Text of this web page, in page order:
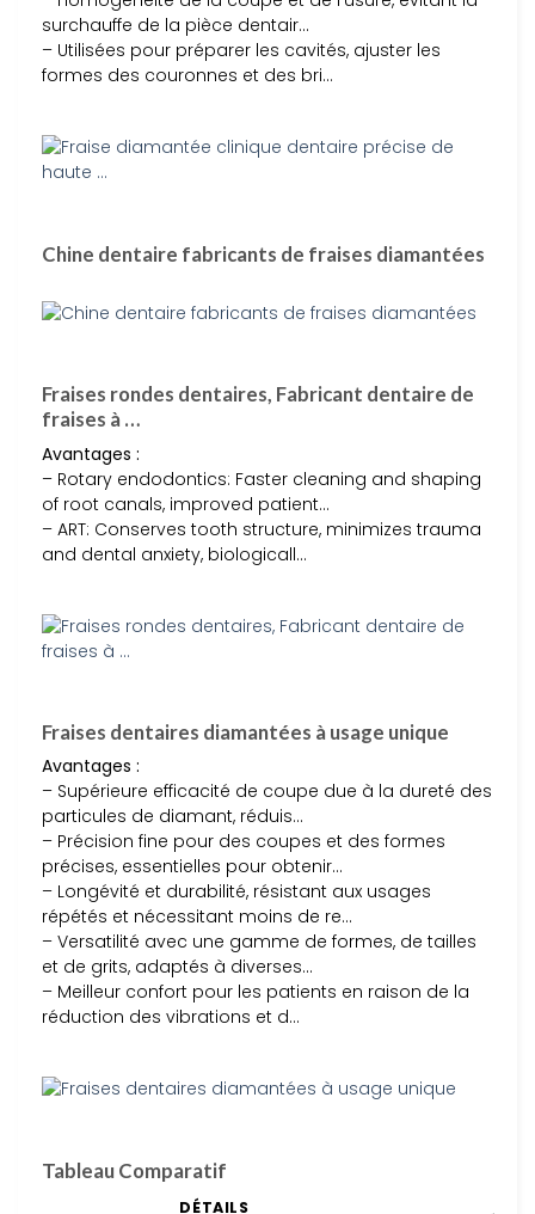
surchauffe de la pièce dentair…
– Utilisées pour préparer les cavités, ajuster les
formes des couronnes et des bri…
Chine dentaire fabricants de fraises diamantées
Fraises rondes dentaires, Fabricant dentaire de
fraises à …
Avantages :
– Rotary endodontics: Faster cleaning and shaping
of root canals, improved patient…
– ART: Conserves tooth structure, minimizes trauma
and dental anxiety, biologicall…
Fraises dentaires diamantées à usage unique
Avantages :
– Supérieure efficacité de coupe due à la dureté des
particules de diamant, réduis…
– Précision fine pour des coupes et des formes
précises, essentielles pour obtenir…
– Longévité et durabilité, résistant aux usages
répétés et nécessitant moins de re…
– Versatilité avec une gamme de formes, de tailles
et de grits, adaptés à diverses…
– Meilleur confort pour les patients en raison de la
réduction des vibrations et d…
Tableau Comparatif
DÉTAILS